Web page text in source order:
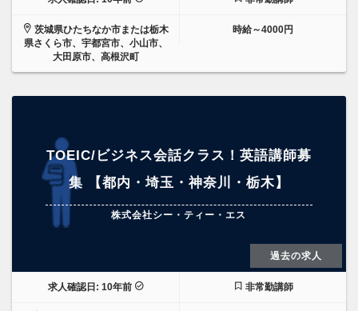
茨城県ひたちなか市または栃木
県さくら市、宇都宮市、小山市、
大田原市、高根沢町
時給～4000円
TOEIC/ビジネス会話クラス！英語講師募
集 【都内・埼玉・神奈川・栃木】
株式会社シー・ティー・エス
過去の求人
求人確認日: 10年前 非常勤講師